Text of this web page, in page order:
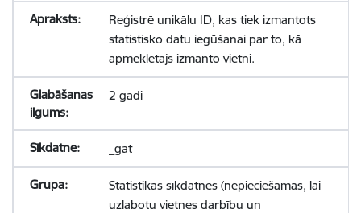
Reģistrē unikālu ID, kas tiek izmantots
statistisko datu iegūšanai par to, kā
apmeklētājs izmanto vietni.
2 gadi
_gat
Statistikas sīkdatnes (nepieciešamas, lai
uzlabotu vietnes darbību un